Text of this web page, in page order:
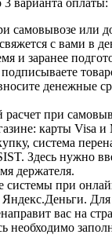
самовывозе или
с вами в
и заранее
денежные
расчет при
карты Visa
система
Здесь нужно
держателя.
при
вас на
необходимо